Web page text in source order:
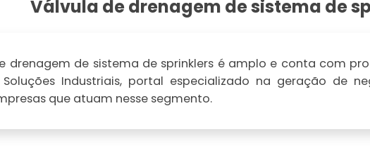
Válvula de drenagem de sistema de
drenagem de sistema de sprinklers é amplo e conta com
Soluções Industriais, portal especializado na geração de
que atuam nesse segmento.